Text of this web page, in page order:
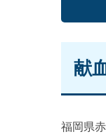
献
福岡県